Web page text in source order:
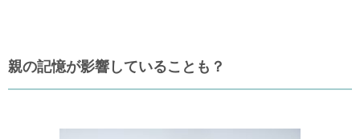
親の記憶が影響していることも？